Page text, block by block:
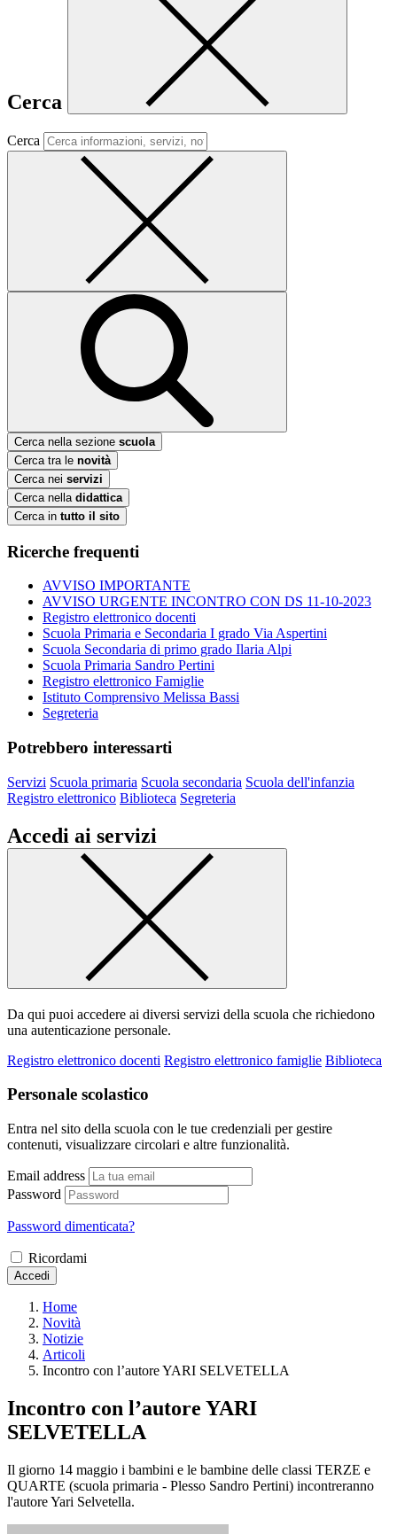
Cerca
Cerca
Cerca nella sezione scuola
Cerca tra le novità
Cerca nei servizi
Cerca nella didattica
Cerca in tutto il sito
Ricerche frequenti
AVVISO IMPORTANTE
AVVISO URGENTE INCONTRO CON DS 11-10-2023
Registro elettronico docenti
Scuola Primaria e Secondaria I grado Via Aspertini
Scuola Secondaria di primo grado Ilaria Alpi
Scuola Primaria Sandro Pertini
Registro elettronico Famiglie
Istituto Comprensivo Melissa Bassi
Segreteria
Potrebbero interessarti
Servizi Scuola primaria Scuola secondaria Scuola dell'infanzia
Registro elettronico Biblioteca Segreteria
Accedi ai servizi
Da qui puoi accedere ai diversi servizi della scuola che richiedono
una autenticazione personale.
Registro elettronico docenti Registro elettronico famiglie Biblioteca
Personale scolastico
Entra nel sito della scuola con le tue credenziali per gestire
contenuti, visualizzare circolari e altre funzionalità.
Email address
Password
Password dimenticata?
Ricordami
Accedi
Home
Novità
Notizie
Articoli
Incontro con l’autore YARI SELVETELLA
Incontro con l’autore YARI
SELVETELLA
Il giorno 14 maggio i bambini e le bambine delle classi TERZE e
QUARTE (scuola primaria - Plesso Sandro Pertini) incontreranno
l'autore Yari Selvetella.